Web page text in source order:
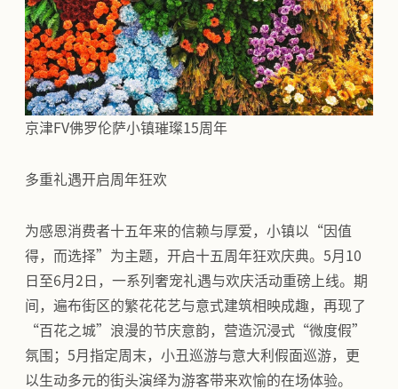
京津FV佛罗伦萨小镇璀璨15周年
多重礼遇开启周年狂欢
为感恩消费者十五年来的信赖与厚爱，小镇以“因值
得，而选择”为主题，开启十五周年狂欢庆典。5月10
日至6月2日，一系列奢宠礼遇与欢庆活动重磅上线。期
间，遍布街区的繁花花艺与意式建筑相映成趣，再现了
“百花之城”浪漫的节庆意韵，营造沉浸式“微度假”
氛围；5月指定周末，小丑巡游与意大利假面巡游，更
以生动多元的街头演绎为游客带来欢愉的在场体验。